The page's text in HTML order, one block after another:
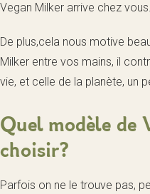
Vegan Milker arrive chez vous.
De plus,cela nous motive
Milker entre vos mains, il
vie, et celle de la planète, un
Quel modèle de
choisir?
Parfois on ne le trouve pas,